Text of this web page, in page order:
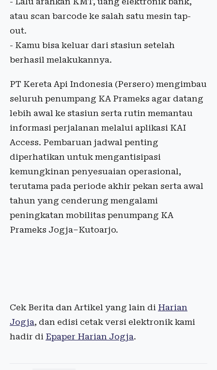
atau scan barcode ke salah satu mesin tap-
out.
- Kamu bisa keluar dari stasiun setelah
berhasil melakukannya.
PT Kereta Api Indonesia (Persero) mengimbau
seluruh penumpang KA Prameks agar datang
lebih awal ke stasiun serta rutin memantau
informasi perjalanan melalui aplikasi KAI
Access. Pembaruan jadwal penting
diperhatikan untuk mengantisipasi
kemungkinan penyesuaian operasional,
terutama pada periode akhir pekan serta awal
tahun yang cenderung mengalami
peningkatan mobilitas penumpang KA
Prameks Jogja–Kutoarjo.
Cek Berita dan Artikel yang lain di Harian
Jogja, dan edisi cetak versi elektronik kami
hadir di Epaper Harian Jogja.